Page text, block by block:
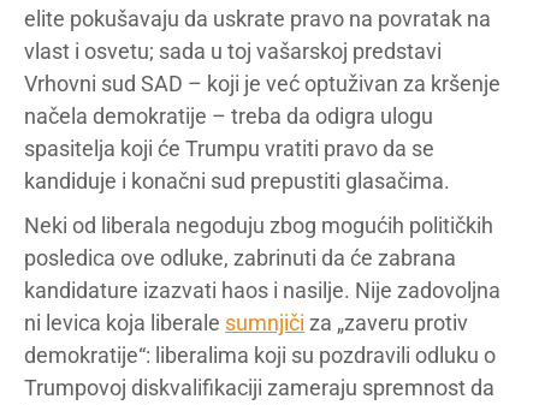
elite pokušavaju da uskrate pravo na povratak na
vlast i osvetu; sada u toj vašarskoj predstavi
Vrhovni sud SAD – koji je već optuživan za kršenje
načela demokratije – treba da odigra ulogu
spasitelja koji će Trumpu vratiti pravo da se
kandiduje i konačni sud prepustiti glasačima.
Neki od liberala negoduju zbog mogućih političkih
posledica ove odluke, zabrinuti da će zabrana
kandidature izazvati haos i nasilje. Nije zadovoljna
ni levica koja liberale sumnjiči za „zaveru protiv
demokratije“: liberalima koji su pozdravili odluku o
Trumpovoj diskvalifikaciji zameraju spremnost da